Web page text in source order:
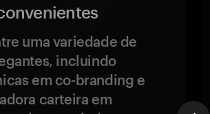
uma variedade de
incluindo
em co-branding e
carteira em